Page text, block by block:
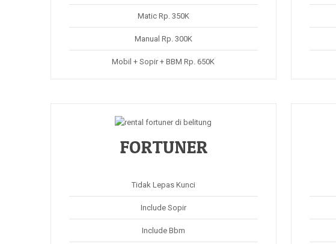
Matic Rp. 350K
Manual Rp. 300K
Mobil + Sopir + BBM Rp. 650K
FORTUNER
Tidak Lepas Kunci
Include Sopir
Include Bbm